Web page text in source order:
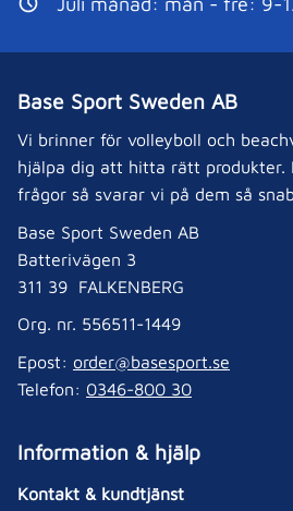
Base Sport Sweden AB
Vi brinner för volleyboll och
hjälpa dig att hitta rätt produkter.
frågor så svarar vi på dem så
Base Sport Sweden AB
Batterivägen 3
311 39 FALKENBERG
Org. nr. 556511-1449
Epost: order@basesport.se
Telefon: 0346-800 30
Information & hjälp
Kontakt & kundtjänst